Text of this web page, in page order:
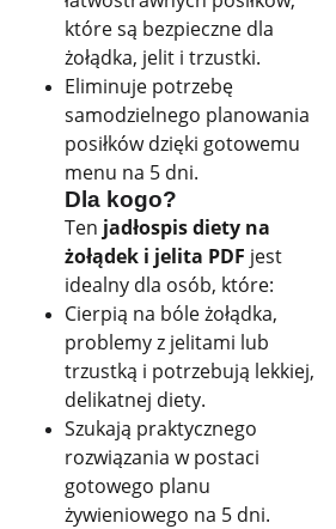
które są bezpieczne dla
żołądka, jelit i trzustki.
Eliminuje potrzebę
samodzielnego planowania
posiłków dzięki gotowemu
menu na 5 dni.
Dla kogo?
Ten jadłospis diety na
żołądek i jelita PDF jest
idealny dla osób, które:
Cierpią na bóle żołądka,
problemy z jelitami lub
trzustką i potrzebują lekkiej,
delikatnej diety.
Szukają praktycznego
rozwiązania w postaci
gotowego planu
żywieniowego na 5 dni.